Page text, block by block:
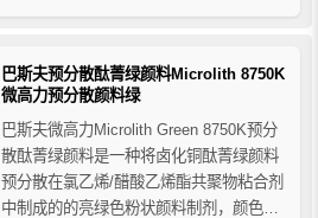
准的加工色调，其蓝色色调和牢度特性对
应微高力Microlith M...
巴斯夫预分散酞菁绿颜料Microlith 8750K
微高力预分散颜料绿
巴斯夫微高力Microlith Green 8750K预分
散酞菁绿颜料是一种将卤化铜酞菁绿颜料
预分散在氯乙烯/醋酸乙烯酯共聚物粘合剂
中制成的的亮绿色粉状颜料制剂，颜色鲜